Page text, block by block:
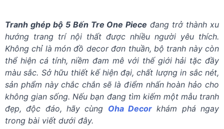
Tranh ghép bộ 5 Bến Tre One Piece đang trở thành xu
hướng trang trí nội thất được nhiều người yêu thích.
Không chỉ là món đồ decor đơn thuần, bộ tranh này còn
thể hiện cá tính, niềm đam mê với thế giới hải tặc đầy
màu sắc. Sở hữu thiết kế hiện đại, chất lượng in sắc nét,
sản phẩm này chắc chắn sẽ là điểm nhấn hoàn hảo cho
không gian sống. Nếu bạn đang tìm kiếm một mẫu tranh
đẹp, độc đáo, hãy cùng Oha Decor khám phá ngay
trong bài viết dưới đây.